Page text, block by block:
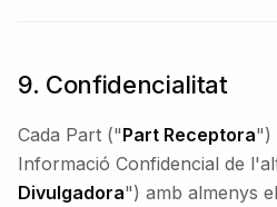
9. Confidencialitat
Cada Part ("Part Receptora")
Informació Confidencial de
Divulgadora") amb almenys